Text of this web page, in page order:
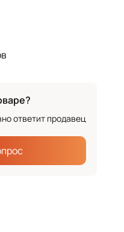
ответит продавец